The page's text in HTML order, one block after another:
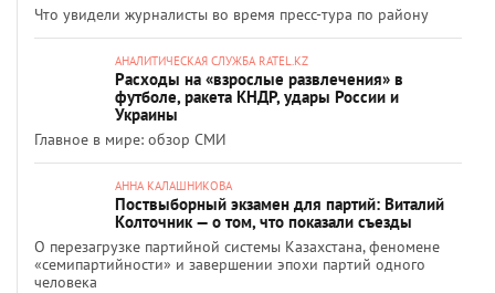
Что увидели журналисты во время пресс-тура по району
АНАЛИТИЧЕСКАЯ СЛУЖБА RATEL.KZ
Расходы на «взрослые развлечения» в
футболе, ракета КНДР, удары России и
Украины
Главное в мире: обзор СМИ
АННА КАЛАШНИКОВА
Поствыборный экзамен для партий: Виталий
Колточник — о том, что показали съезды
О перезагрузке партийной системы Казахстана, феномене
«семипартийности» и завершении эпохи партий одного
человека